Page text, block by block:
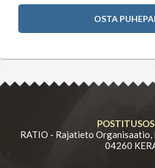
OSTA
RATIO - Rajatieto Organisaatio,
04260